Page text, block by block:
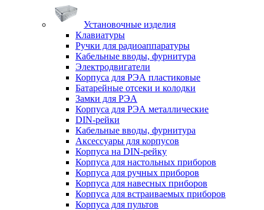
Установочные изделия
Клавиатуры
Ручки для радиоаппаратуры
Кабельные вводы, фурнитура
Электродвигатели
Корпуса для РЭА пластиковые
Батарейные отсеки и колодки
Замки для РЭА
Корпуса для РЭА металлические
DIN-рейки
Кабельные вводы, фурнитура
Аксессуары для корпусов
Корпуса на DIN-рейку
Корпуса для настольных приборов
Корпуса для ручных приборов
Корпуса для навесных приборов
Корпуса для встраиваемых приборов
Корпуса для пультов